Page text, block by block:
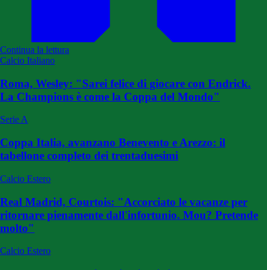
Continua la lettura
Calcio Italiano
Roma, Wesley: "Sarei felice di giocare con Endrick.
La Champions è come la Coppa del Mondo"
Serie A
Coppa Italia, avanzano Benevento e Arezzo: il
tabellone completo dei trentaduesimi
Calcio Estero
Real Madrid, Courtois: "Accorciato le vacanze per
ritornare pienamente dall'infortunio. Mou? Pretende
molto"
Calcio Estero